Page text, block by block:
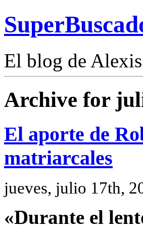
El blog de
Archive for
El aporte de
matriarcales
jueves, julio 17th,
«Durante el